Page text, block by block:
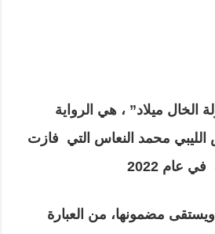
الخال ميلاد” ، هي الرواية
الليبي محمد النعاس التي فازت
عام 2022
ويستقى مضمونها، من العبارة